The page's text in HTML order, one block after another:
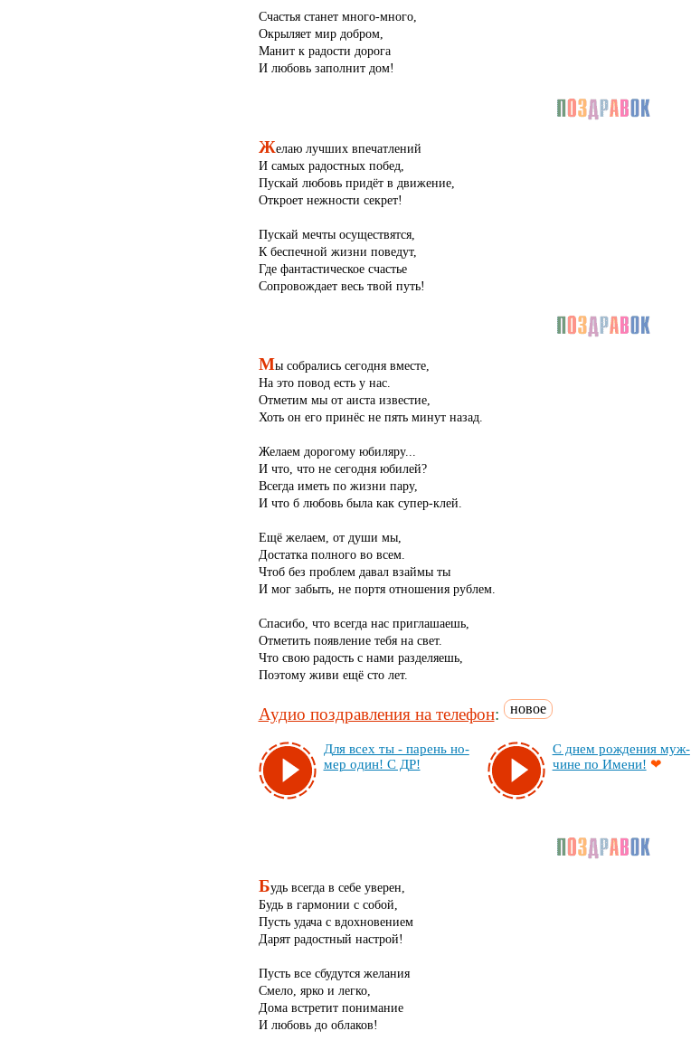
Счастья станет много-много,
Окрыляет мир добром,
Манит к радости дорога
И любовь заполнит дом!
Желаю лучших впечатлений
И самых радостных побед,
Пускай любовь придёт в движение,
Откроет нежности секрет!
Пускай мечты осуществятся,
К беспечной жизни поведут,
Где фантастическое счастье
Сопровождает весь твой путь!
Мы собрались сегодня вместе,
На это повод есть у нас.
Отметим мы от аиста известие,
Хоть он его принёс не пять минут назад.
Желаем дорогому юбиляру...
И что, что не сегодня юбилей?
Всегда иметь по жизни пару,
И что б любовь была как супер-клей.
Ещё желаем, от души мы,
Достатка полного во всем.
Чтоб без проблем давал взаймы ты
И мог забыть, не портя отношения рублем.
Спасибо, что всегда нас приглашаешь,
Отметить появление тебя на свет.
Что свою радость с нами разделяешь,
Поэтому живи ещё сто лет.
Аудио поздравления на телефон: новое
Для всех ты - па­рень но­
мер один! С ДР!
С днем рож­де­ния муж­
чи­не по Име­ни! ❤
Будь всегда в себе уверен,
Будь в гармонии с собой,
Пусть удача с вдохновением
Дарят радостный настрой!
Пусть все сбудутся желания
Смело, ярко и легко,
Дома встретит понимание
И любовь до облаков!